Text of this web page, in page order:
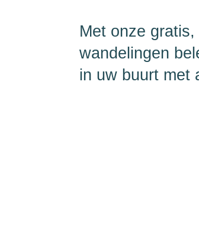
Met onze
wandelingen
in uw buurt met